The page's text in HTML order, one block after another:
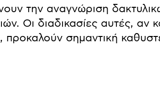
την αναγνώριση
Οι διαδικασίες αυτές, αν
προκαλούν σημαντική